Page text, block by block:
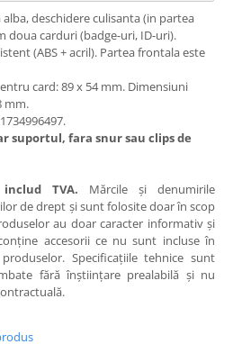
deschidere culisanta (in partea
doua carduri (badge-uri, ID-uri).
(ABS + acril). Partea frontala este
card: 89 x 54 mm. Dimensiuni
mm.
suportul, fara snur sau clips de
TVA. Mărcile şi denumirile
de drept şi sunt folosite doar în scop
au doar caracter informativ şi
accesorii ce nu sunt incluse în
Specificaţiile tehnice sunt
fără înştiinţare prealabilă şi nu